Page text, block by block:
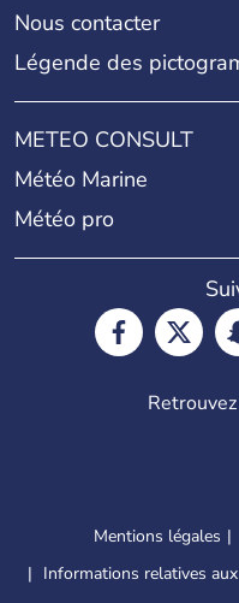
Nous contacter
Légende des
METEO CONSULT
Météo Marine
Météo pro
Mentions légales
Informations relatives